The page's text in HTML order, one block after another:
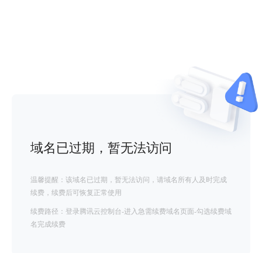
域名已过期，暂无法访问
温馨提醒：该域名已过期，暂无法访问，请域名所有人及时完成
续费，续费后可恢复正常使用
续费路径：登录腾讯云控制台-进入急需续费域名页面-勾选续费域
名完成续费